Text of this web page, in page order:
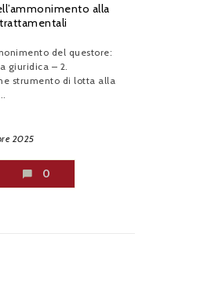
alla
del questore:
giuridica – 2.
strumento di lotta alla
2025
0